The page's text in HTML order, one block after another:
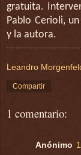
gratuita.
Pablo Cerioli,
y la autora.
Leandro
Compartir
1 comentario:
Anónimo